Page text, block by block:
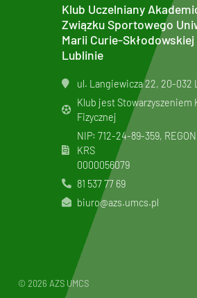
Klub Uczelniany
Związku Sportowego
Marii Curie-Skłodowskiej
Lublinie
ul. Langiewicza 22, 20-032
Klub jest Stowarzyszeniem
Fizycznej
NIP: 712-24-89-359,
KRS
0000056079
81 537 77 69
biuro@azs.umcs.pl
© 2026 AZS UMCS